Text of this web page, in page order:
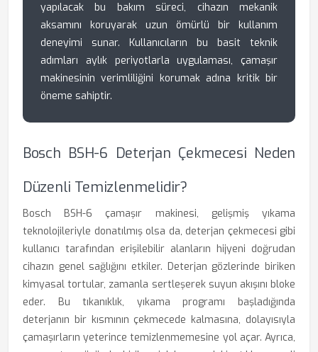
yapılacak bu bakım süreci, cihazın mekanik
aksamını koruyarak uzun ömürlü bir kullanım
deneyimi sunar. Kullanıcıların bu basit teknik
adımları aylık periyotlarla uygulaması, çamaşır
makinesinin verimliliğini korumak adına kritik bir
öneme sahiptir.
Bosch BSH-6 Deterjan Çekmecesi Neden
Düzenli Temizlenmelidir?
Bosch BSH-6 çamaşır makinesi, gelişmiş yıkama
teknolojileriyle donatılmış olsa da, deterjan çekmecesi gibi
kullanıcı tarafından erişilebilir alanların hijyeni doğrudan
cihazın genel sağlığını etkiler. Deterjan gözlerinde biriken
kimyasal tortular, zamanla sertleşerek suyun akışını bloke
eder. Bu tıkanıklık, yıkama programı başladığında
deterjanın bir kısmının çekmecede kalmasına, dolayısıyla
çamaşırların yeterince temizlenmemesine yol açar. Ayrıca,